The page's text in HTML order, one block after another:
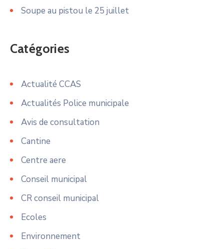
Soupe au pistou le 25 juillet
Catégories
Actualité CCAS
Actualités Police municipale
Avis de consultation
Cantine
Centre aere
Conseil municipal
CR conseil municipal
Ecoles
Environnement